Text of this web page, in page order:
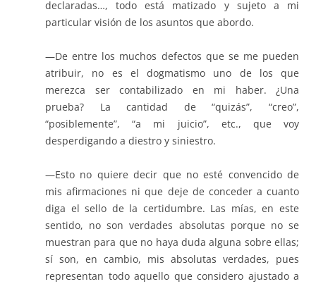
declaradas…, todo está matizado y sujeto a mi
particular visión de los asuntos que abordo.
—De entre los muchos defectos que se me pueden
atribuir, no es el dogmatismo uno de los que
merezca ser contabilizado en mi haber. ¿Una
prueba? La cantidad de “quizás”, “creo”,
“posiblemente”, “a mi juicio”, etc., que voy
desperdigando a diestro y siniestro.
—Esto no quiere decir que no esté convencido de
mis afirmaciones ni que deje de conceder a cuanto
diga el sello de la certidumbre. Las mías, en este
sentido, no son verdades absolutas porque no se
muestran para que no haya duda alguna sobre ellas;
sí son, en cambio, mis absolutas verdades, pues
representan todo aquello que considero ajustado a